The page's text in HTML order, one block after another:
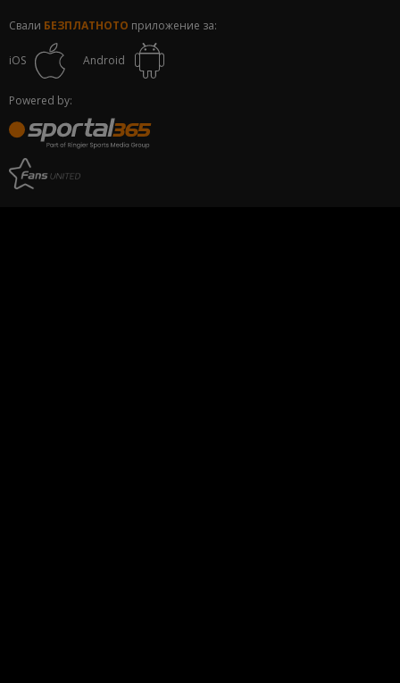
Свали БЕЗПЛАТНОТО приложение за:
iOS Android
Powered by: